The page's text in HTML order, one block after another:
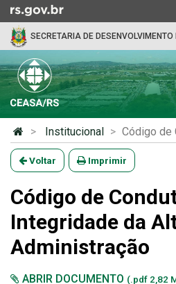
para
conteúdo
Ir
para
menu
para
busca
SECRETARIA DE DESENVOLVIMENTO
Início
do
conteúdo
Institucional Código de
Voltar Imprimir
Código de
Integridade da
Administração
ABRIR DOCUMENTO (.pdf 2,82